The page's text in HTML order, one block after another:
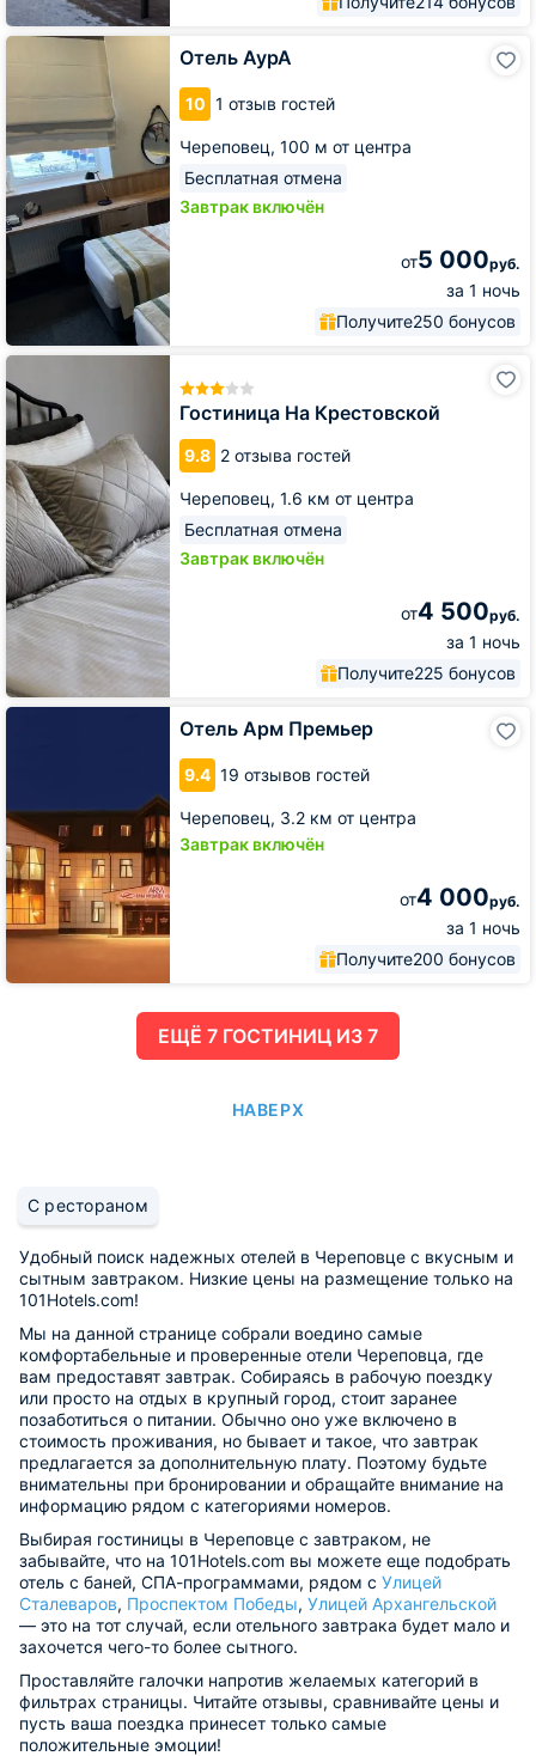
Отель АурА
10 1 отзыв гостей
Череповец, 100 м от центра
Бесплатная отмена
Завтрак включён
от5 000руб.
за 1 ночь
Получите250 бонусов
Отель
Гостиница На Крестовской
9.8 2 отзыва гостей
Череповец, 1.6 км от центра
Бесплатная отмена
Завтрак включён
от4 500руб.
за 1 ночь
Получите225 бонусов
Гостиница
На
Крестовской
Отель Арм Премьер
9.4 19 отзывов гостей
Череповец, 3.2 км от центра
Завтрак включён
от4 000руб.
за 1 ночь
Получите200 бонусов
Отель
ЕЩË 7 ГОСТИНИЦ ИЗ 7
НАВЕРХ
С рестораном
Удобный поиск надежных отелей в Череповце с вкусным и
сытным завтраком. Низкие цены на размещение только на
101Hotels.com!
Мы на данной странице собрали воедино самые
комфортабельные и проверенные отели Череповца, где
вам предоставят завтрак. Собираясь в рабочую поездку
или просто на отдых в крупный город, стоит заранее
позаботиться о питании. Обычно оно уже включено в
стоимость проживания, но бывает и такое, что завтрак
предлагается за дополнительную плату. Поэтому будьте
внимательны при бронировании и обращайте внимание на
информацию рядом с категориями номеров.
Выбирая гостиницы в Череповце с завтраком, не
забывайте, что на 101Hotels.com вы можете еще подобрать
отель с баней, СПА-программами, рядом с Улицей
Сталеваров, Проспектом Победы, Улицей Архангельской
— это на тот случай, если отельного завтрака будет мало и
захочется чего-то более сытного.
Проставляйте галочки напротив желаемых категорий в
фильтрах страницы. Читайте отзывы, сравнивайте цены и
пусть ваша поездка принесет только самые
положительные эмоции!